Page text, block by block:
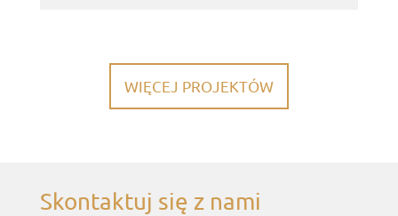
WIĘCEJ PROJEKTÓW
Skontaktuj się z nami